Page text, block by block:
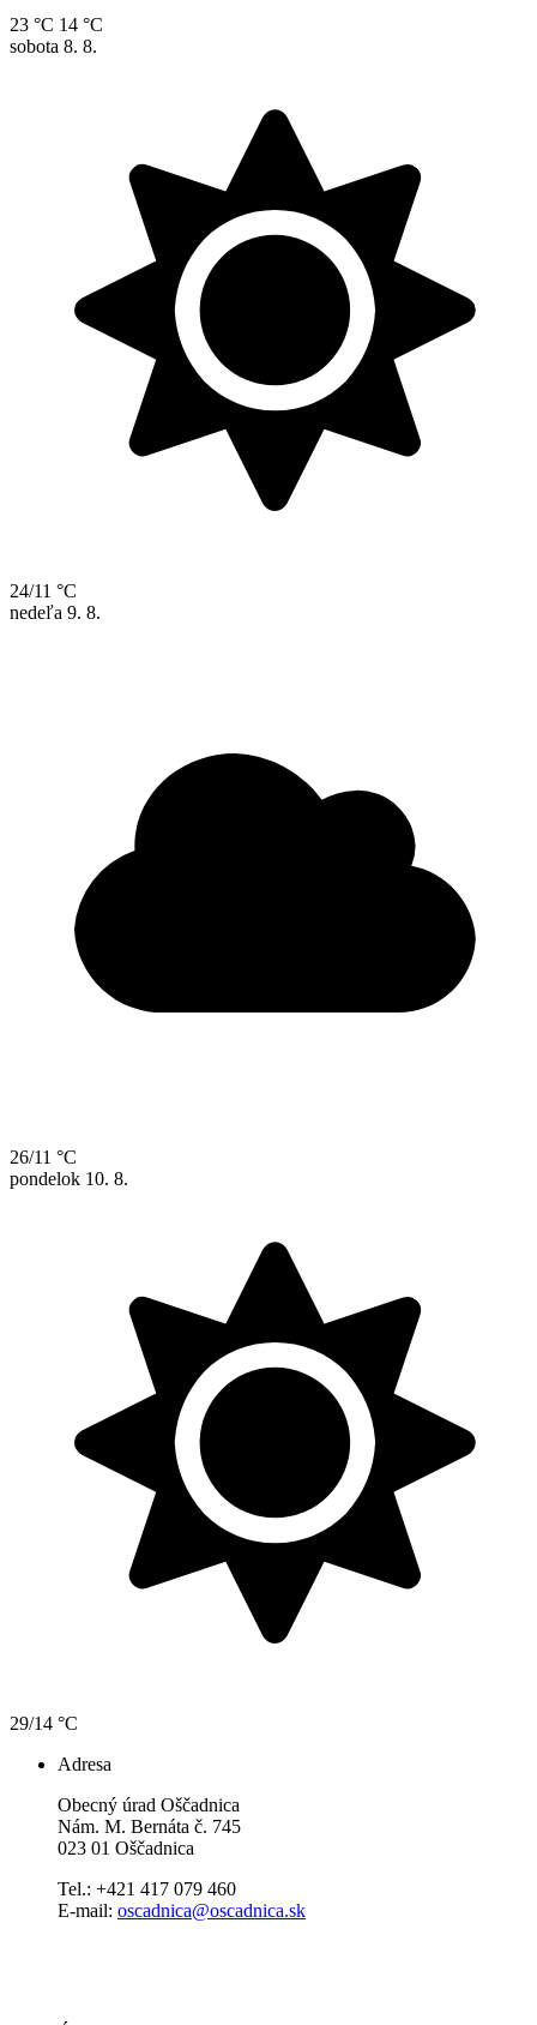
23 °C 14 °C
sobota 8. 8.
24/11 °C
nedeľa 9. 8.
26/11 °C
pondelok 10. 8.
29/14 °C
Adresa
Obecný úrad Oščadnica
Nám. M. Bernáta č. 745
023 01 Oščadnica
Tel.: +421 417 079 460
E-mail: oscadnica@oscadnica.sk